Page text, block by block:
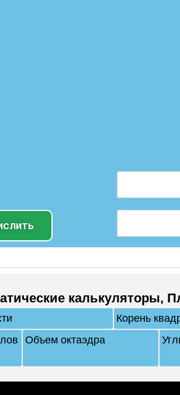
калькуляторы,
Корень
Объем октаэдра